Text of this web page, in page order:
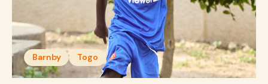
Barnby Togo